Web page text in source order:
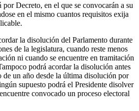
Decreto, en el que se convocarán a su
en el mismo cuantos requisitos exija
la disolución del Parlamento durante
de la legislatura, cuando reste menos
ni cuando se encuentre en tramitación
podrá acordar la disolución antes
de un año desde la última disolución por
supuesto podrá el Presidente disolver
convocado un proceso electoral